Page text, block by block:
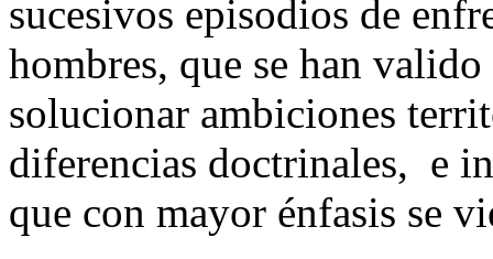
sucesivos episodios de
hombres, que se han
solucionar ambiciones
diferencias doctrinales, e
que con mayor énfasis se